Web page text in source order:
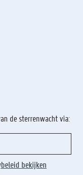
de sterrenwacht via:
bekijken